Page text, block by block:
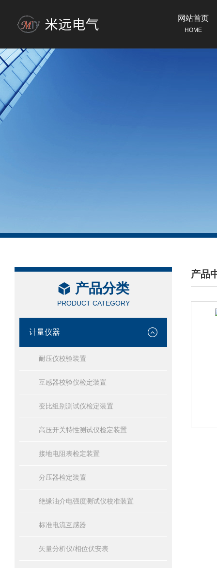
网站首页
HOME
产品分类
PRODUCT CATEGORY
计量仪器
耐压仪校验装置
互感器校验仪检定装置
变比组别测试仪检定装置
高压开关特性测试仪检定装置
接地电阻表检定装置
分压器检定装置
绝缘油介电强度测试仪校准装置
标准电流互感器
矢量分析仪/相位伏安表
产品
/